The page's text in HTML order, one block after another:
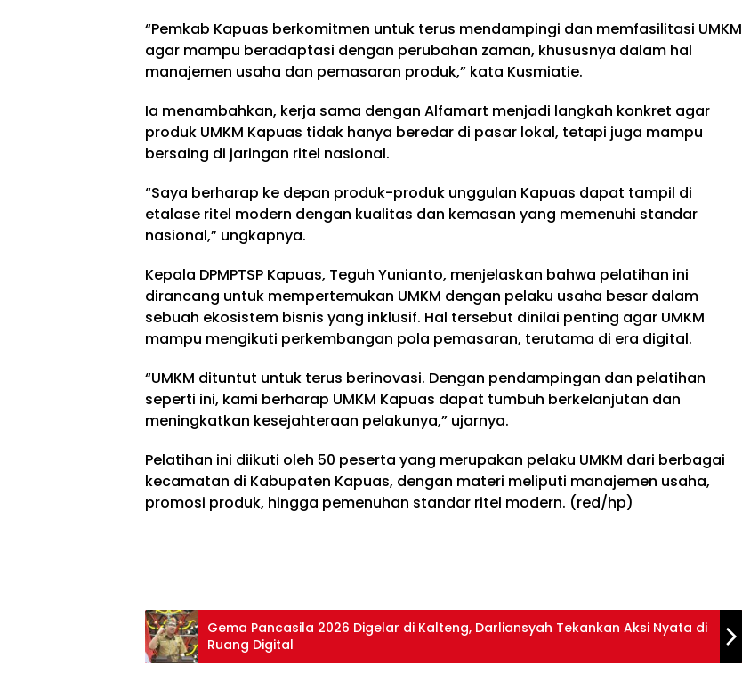
“Pemkab Kapuas berkomitmen untuk terus mendampingi dan memfasilitasi UMKM
agar mampu beradaptasi dengan perubahan zaman, khususnya dalam hal
manajemen usaha dan pemasaran produk,” kata Kusmiatie.
Ia menambahkan, kerja sama dengan Alfamart menjadi langkah konkret agar
produk UMKM Kapuas tidak hanya beredar di pasar lokal, tetapi juga mampu
bersaing di jaringan ritel nasional.
“Saya berharap ke depan produk-produk unggulan Kapuas dapat tampil di
etalase ritel modern dengan kualitas dan kemasan yang memenuhi standar
nasional,” ungkapnya.
Kepala DPMPTSP Kapuas, Teguh Yunianto, menjelaskan bahwa pelatihan ini
dirancang untuk mempertemukan UMKM dengan pelaku usaha besar dalam
sebuah ekosistem bisnis yang inklusif. Hal tersebut dinilai penting agar UMKM
mampu mengikuti perkembangan pola pemasaran, terutama di era digital.
“UMKM dituntut untuk terus berinovasi. Dengan pendampingan dan pelatihan
seperti ini, kami berharap UMKM Kapuas dapat tumbuh berkelanjutan dan
meningkatkan kesejahteraan pelakunya,” ujarnya.
Pelatihan ini diikuti oleh 50 peserta yang merupakan pelaku UMKM dari berbagai
kecamatan di Kabupaten Kapuas, dengan materi meliputi manajemen usaha,
promosi produk, hingga pemenuhan standar ritel modern. (red/hp)
Gema Pancasila 2026 Digelar di Kalteng, Darliansyah Tekankan Aksi Nyata di
Ruang Digital